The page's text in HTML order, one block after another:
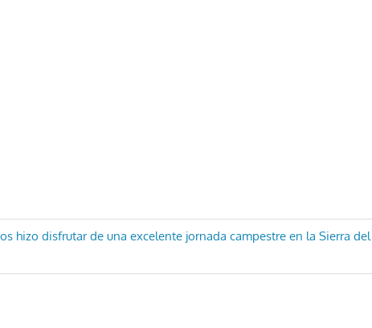
hizo disfrutar de una excelente jornada campestre en la Sierra del